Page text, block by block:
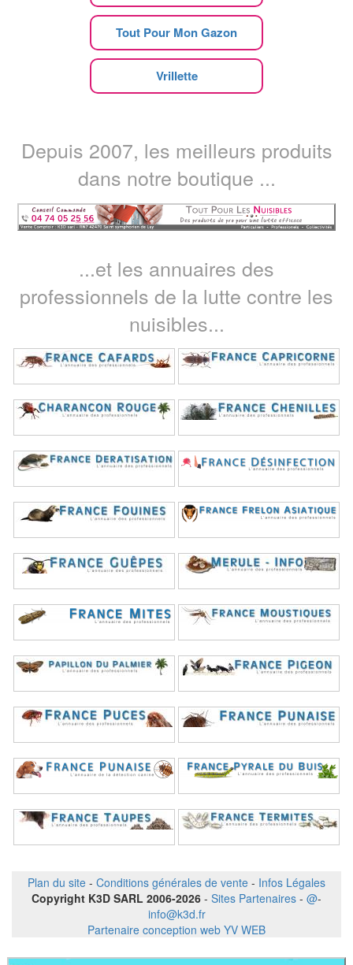
Tout Pour Mon Gazon
Vrillette
Depuis 2007, les meilleurs produits
dans notre boutique ...
...et les annuaires des
professionnels de la lutte contre les
nuisibles...
Plan du site - Conditions générales de vente - Infos Légales
Copyright K3D SARL 2006-2026 - Sites Partenaires - @-
info@k3d.fr
Partenaire conception web YV WEB